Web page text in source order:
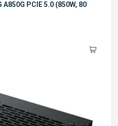
PCIE 5.0 (850W, 80